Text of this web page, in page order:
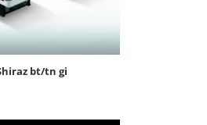
shiraz bt/tn gi